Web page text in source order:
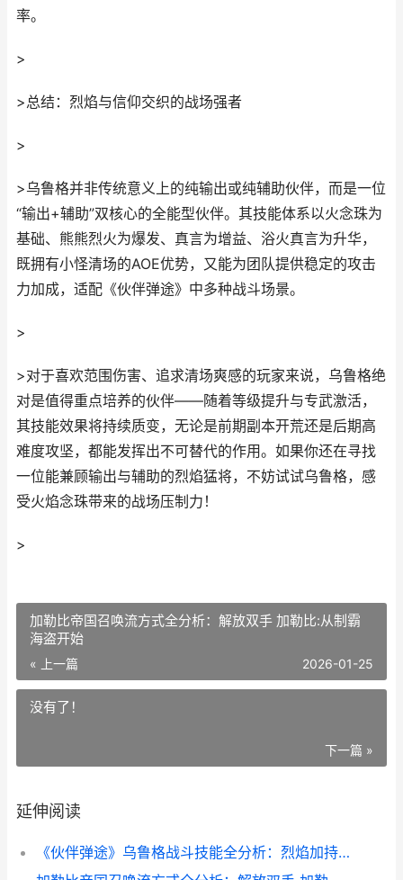
率。
>
>总结：烈焰与信仰交织的战场强者
>
>乌鲁格并非传统意义上的纯输出或纯辅助伙伴，而是一位
“输出+辅助”双核心的全能型伙伴。其技能体系以火念珠为
基础、熊熊烈火为爆发、真言为增益、浴火真言为升华，
既拥有小怪清场的AOE优势，又能为团队提供稳定的攻击
力加成，适配《伙伴弹途》中多种战斗场景。
>
>对于喜欢范围伤害、追求清场爽感的玩家来说，乌鲁格绝
对是值得重点培养的伙伴——随着等级提升与专武激活，
其技能效果将持续质变，无论是前期副本开荒还是后期高
难度攻坚，都能发挥出不可替代的作用。如果你还在寻找
一位能兼顾输出与辅助的烈焰猛将，不妨试试乌鲁格，感
受火焰念珠带来的战场压制力！
>
加勒比帝国召唤流方式全分析：解放双手 加勒比:从制霸
海盗开始
« 上一篇 2026-01-25
没有了！
下一篇 »
延伸阅读
《伙伴弹途》乌鲁格战斗技能全分析：烈焰加持的战场猛将 伙伴进行曲简谱图片